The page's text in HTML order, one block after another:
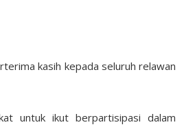
kasih kepada seluruh relawan
untuk ikut berpartisipasi dalam